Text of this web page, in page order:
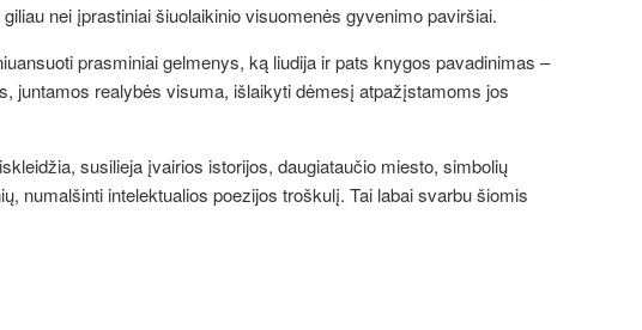
nei įprastiniai šiuolaikinio visuomenės gyvenimo paviršiai.
prasminiai gelmenys, ką liudija ir pats knygos pavadinimas –
juntamos realybės visuma, išlaikyti dėmesį atpažįstamoms jos
susilieja įvairios istorijos, daugiataučio miesto, simbolių
numalšinti intelektualios poezijos troškulį. Tai labai svarbu šiomis